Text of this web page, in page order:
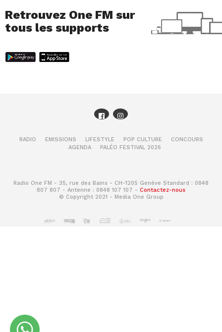
Retrouvez One FM sur
tous les supports
RADIO EMISSIONS LIFESTYLE POP CULTURE
CONCOURS
AGENDA
PALÉO FESTIVAL 2026
Radio One FM - 35, rue des Bains - CH-1205 Genève Standard : 0848
807 807 - Antenne : 0848 107 107 - Contactez-nous
© Copyright 2021 - Media One Group